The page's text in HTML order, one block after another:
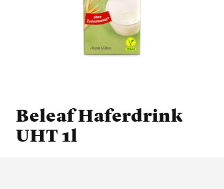
Beleaf Haferdrink
UHT 1l